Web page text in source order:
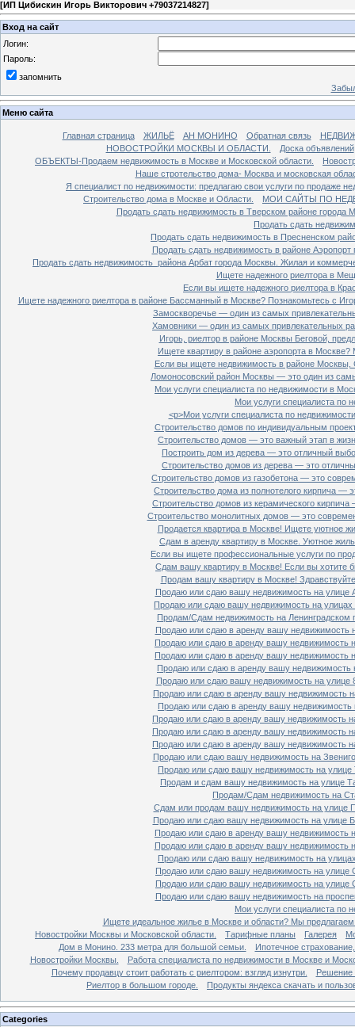
[ИП Цибискин Игорь Викторович +79037214827]
Вход на сайт
Логин:
Пароль:
запомнить
Меню сайта
Главная страница ЖИЛЬЁ АН МОНИНО Обратная связь
НОВОСТРОЙКИ МОСКВЫ И ОБЛАСТИ.
Доска объявлений
ОБЪЕКТЫ-Продаем недвижимость в Москве и Московской области.
Наше стротельство дома- Москва и московская
Я специалист по недвижимости: предлагаю свои услуги по продаже
Строительство дома в Москве и Области.
МОИ САЙТЫ ПО
Продать сдать недвижимость в Тверском районе города
Продать сдать
Продать сдать недвижимость в Пресненском
Продать сдать недвижимость в районе
Продать сдать недвижимость района Арбат города Москвы. Жилая и
Ищете надежного риелтора в
Если вы ищете надежного риелтора в
Ищете надежного риелтора в районе Бассманный в Москве? Познакомьтесь с
Замоскворечье — один из самых
Хамовники — один из самых привлекательных
Игорь, риелтор в районе Москвы Беговой,
Ищете квартиру в районе аэропорта в
Если вы ищете недвижимость в районе Москвы,
Ломоносовский район Москвы — это один из
Мои услуги специалиста по недвижимости в
Мои услуги специалиста по
<p>Мои услуги специалиста по
Строительство домов по индивидуальным
Строительство домов — это важный этап в
Построить дом из дерева — это отличный
Строительство домов из дерева — это
Строительство домов из газобетона — это
Строительство дома из полнотелого кирпича —
Строительство домов из керамического
Строительство монолитных домов — это
Продается квартира в Москве! Ищете уютное
Сдам в аренду квартиру в Москве. Уютное
Если вы ищете профессиональные услуги по
Сдам вашу квартиру в Москве! Если вы хотите
Продам вашу квартиру в Москве!
Продаю или сдаю вашу недвижимость на улице
Продаю или сдаю вашу недвижимость на
Продам/Сдам недвижимость на Ленинградском
Продаю или сдаю в аренду вашу недвижимость
Продаю или сдаю в аренду вашу недвижимость
Продаю или сдаю в аренду вашу недвижимость
Продаю или сдаю в аренду вашу недвижимость
Продаю или сдаю вашу недвижимость на улице
Продаю или сдаю в аренду вашу недвижимость
Продаю или сдаю в аренду вашу недвижимость
Продаю или сдаю в аренду вашу недвижимость
Продаю или сдаю в аренду вашу недвижимость
Продаю или сдаю в аренду вашу недвижимость
Продаю или сдаю вашу недвижимость на
Продаю или сдаю вашу недвижимость на улице
Продам и сдам вашу недвижимость на улице
Продам/Сдам недвижимость на
Сдам или продам вашу недвижимость на улице
Продаю или сдаю вашу недвижимость на улице
Продаю или сдаю в аренду вашу недвижимость
Продаю или сдаю в аренду вашу недвижимость
Продаю или сдаю вашу недвижимость на
Продаю или сдаю вашу недвижимость на улице
Продаю или сдаю вашу недвижимость на улице
Продаю или сдаю вашу недвижимость на
Мои услуги специалиста по
Ищете идеальное жилье в Москве и области? Мы
Новостройки Москвы и Московской области.
Тарифные планы Галерея
Дом в Монино. 233 метра для большой семьи.
Ипотечное
Новостройки Москвы.
Работа специалиста по недвижимости в Москве и
Почему продавцу стоит работать с риелтором: взгляд изнутри.
Решение
Риелтор в большом городе.
Продукты яндекса скачать и
Categories